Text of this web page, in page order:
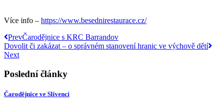
Více info – https://www.besednirestaurace.cz/
PrevČarodějnice s KRC Barrandov
Dovolit či zakázat – o správném stanovení hranic ve výchově dětí
Next
Poslední články
Čarodějnice ve Slivenci